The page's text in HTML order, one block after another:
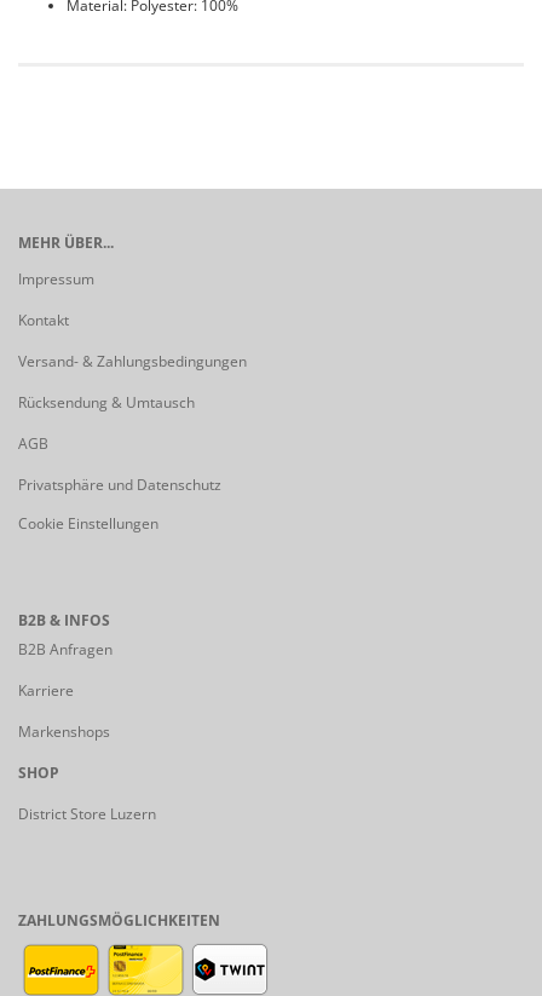
Material: Polyester: 100%
MEHR ÜBER...
Impressum
Kontakt
Versand- & Zahlungsbedingungen
Rücksendung & Umtausch
AGB
Privatsphäre und Datenschutz
Cookie Einstellungen
B2B & INFOS
B2B Anfragen
Karriere
Markenshops
SHOP
District Store Luzern
ZAHLUNGSMÖGLICHKEITEN